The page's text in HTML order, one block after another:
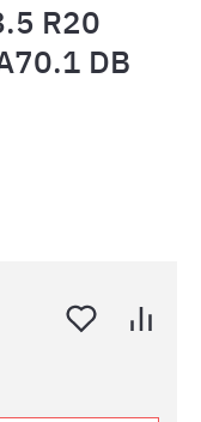
R20
DB